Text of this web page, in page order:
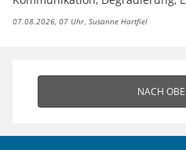
07.08.2026, 07 Uhr Susanne Hartfiel
NACH